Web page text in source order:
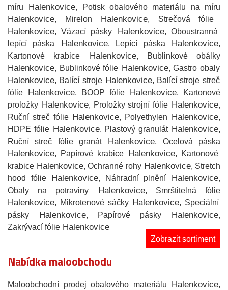
míru
Halenkovice, Potisk obalového materiálu na míru
Halenkovice, Mirelon Halenkovice, Strečová fólie
Halenkovice, Vázací pásky Halenkovice, Oboustranná
lepící páska
Halenkovice, Lepící páskaHalenkovice,
Kartonové krabice Halenkovice, Bublinkové obálky
Halenkovice, Bublinkové fólie Halenkovice, Gastro obaly
Halenkovice, Balící strojeHalenkovice, Balící stroje streč
fólie Halenkovice, BOOP fólie Halenkovice, Kartonové
proložky Halenkovice, Proložky strojní fólie Halenkovice,
Ruční streč fólieHalenkovice, Polyethylen Halenkovice,
HDPE fólieHalenkovice, Plastový granulátHalenkovice,
Ruční streč fólie granátHalenkovice, Ocelová páska
Halenkovice, Papírové krabice Halenkovice, Kartonové
krabice Halenkovice, Ochranné rohyHalenkovice, Stretch
hood fólieHalenkovice, Náhradní plněníHalenkovice,
Obaly na potraviny Halenkovice, Smrštitelná fólie
Halenkovice, Mikrotenové sáčkyHalenkovice, Speciální
pásky Halenkovice, Papírové pásky Halenkovice,
Zakrývací fólie Halenkovice
Zobrazit sortiment
Nabídka maloobchodu
Maloobchodní prodej obalového materiálu Halenkovice,